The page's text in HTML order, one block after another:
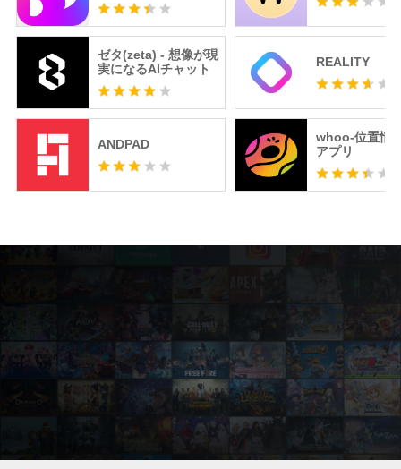
ゼタ(zeta) - 想像が現
実になるAIチャット
ANDPAD
REALITY
whoo-位置情
アプリ